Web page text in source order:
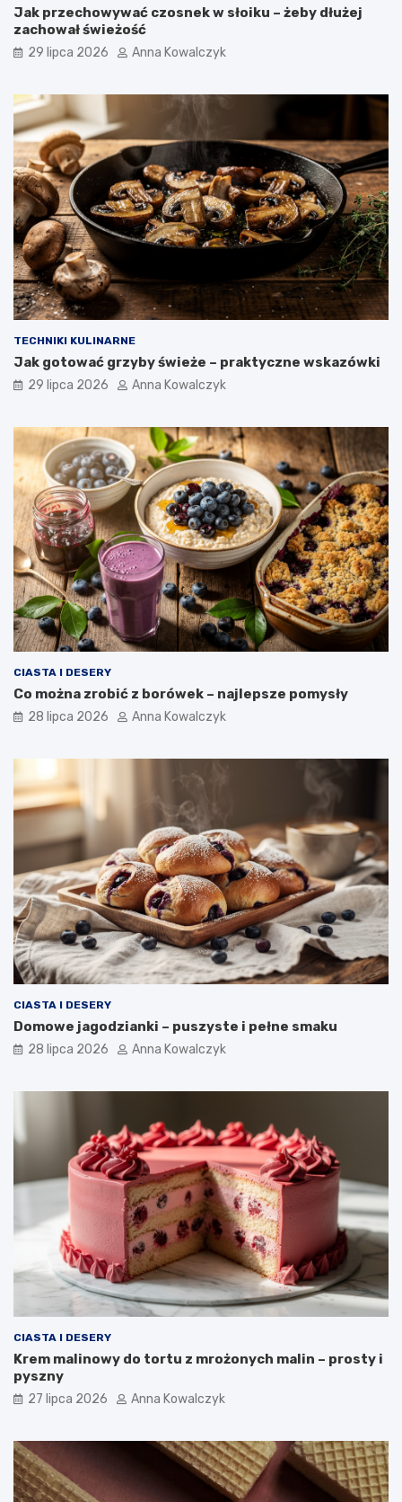
Jak przechowywać czosnek w słoiku – żeby dłużej
zachował świeżość
29 lipca 2026 Anna Kowalczyk
TECHNIKI KULINARNE
Jak gotować grzyby świeże – praktyczne wskazówki
29 lipca 2026 Anna Kowalczyk
CIASTA I DESERY
Co można zrobić z borówek – najlepsze pomysły
28 lipca 2026 Anna Kowalczyk
CIASTA I DESERY
Domowe jagodzianki – puszyste i pełne smaku
28 lipca 2026 Anna Kowalczyk
CIASTA I DESERY
Krem malinowy do tortu z mrożonych malin – prosty i
pyszny
27 lipca 2026 Anna Kowalczyk